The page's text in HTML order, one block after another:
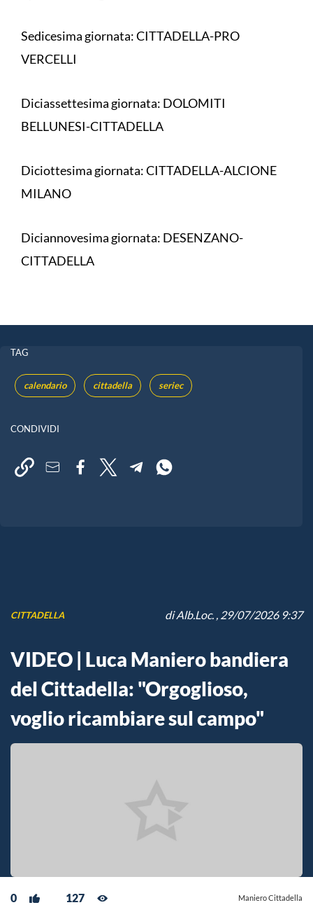
Sedicesima giornata: CITTADELLA-PRO
VERCELLI
Diciassettesima giornata: DOLOMITI
BELLUNESI-CITTADELLA
Diciottesima giornata: CITTADELLA-ALCIONE
MILANO
Diciannovesima giornata: DESENZANO-
CITTADELLA
TAG
calendario cittadella seriec
CONDIVIDI
CITTADELLA diAlb.Loc. , 29/07/2026 9:37
VIDEO | Luca Maniero bandiera
del Cittadella: "Orgoglioso,
voglio ricambiare sul campo"
0 127 Maniero Cittadella